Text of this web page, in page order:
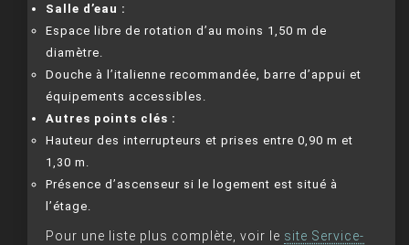
Salle d’eau :
Espace libre de rotation d’au moins 1,50 m de
diamètre.
Douche à l’italienne recommandée, barre d’appui et
équipements accessibles.
Autres points clés :
Hauteur des interrupteurs et prises entre 0,90 m et
1,30 m.
Présence d’ascenseur si le logement est situé à
l’étage.
Pour une liste plus complète, voir le site Service-